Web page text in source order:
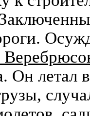
Он летал